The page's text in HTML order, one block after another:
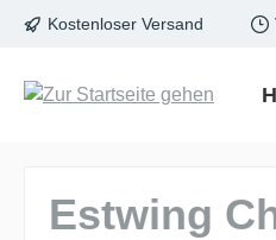
Zur
Kostenloser Versand
Estwing